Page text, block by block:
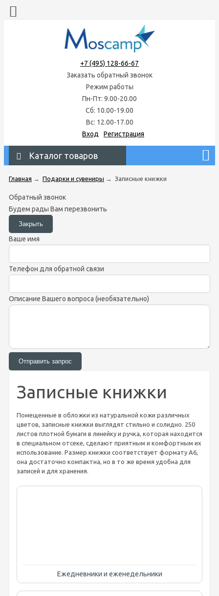
+7 (495) 128-66-67
Заказать обратный звонок
Режим работы
Пн-Пт: 9.00-20.00
Сб: 10.00-19.00
Вс: 12.00-17.00
Вход
Регистрация
Каталог товаров
Главная → Подарки и сувениры → Записные книжки
Обратный звонок
Будем рады Вам перезвонить
Ваше имя
Телефон для обратной связи
Описание Вашего вопроса (необязательно)
Записные книжки
Помещенные в обложки из натуральной кожи различных
цветов, записные книжки выглядят стильно и солидно. 250
листов плотной бумаги в линейку и ручка, которая находится
в специальном отсеке, сделают приятным и комфортным их
использование. Размер книжки соответствует формату А6,
она достаточно компактна, но в то же время удобна для
записей и для хранения.
Ежедневники и еженедельники